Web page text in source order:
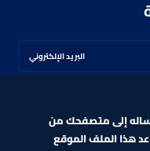
إلى متصفحك من
هذا الملف الموقع